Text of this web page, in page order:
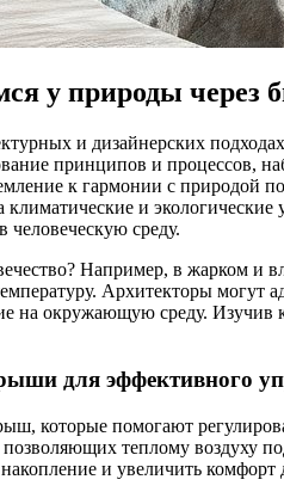
у природы через
и дизайнерских
принципов и процессов,
к гармонии с природой
и
человеческую среду.
Например, в жарком
Архитекторы могут
на окружающую среду.
для эффективного
которые помогают
теплому воздуху
и увеличить комфорт